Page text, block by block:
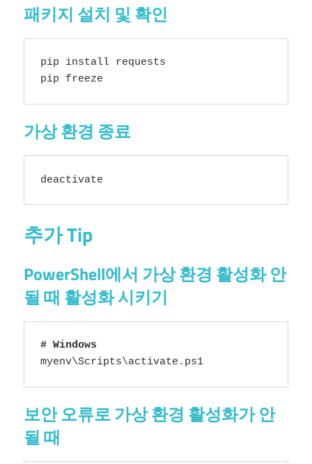
패키지 설치 및 확인
pip install requests
pip freeze
가상 환경 종료
deactivate
추가 Tip
PowerShell에서 가상 환경 활성화 안
될 때 활성화 시키기
# Windows
myenv\Scripts\activate.ps1
보안 오류로 가상 환경 활성화가 안
될 때